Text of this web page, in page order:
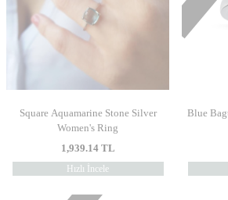
Square Aquamarine Stone Silver
Women's Ring
1,939.14TL
Hızlı İncele
Blue